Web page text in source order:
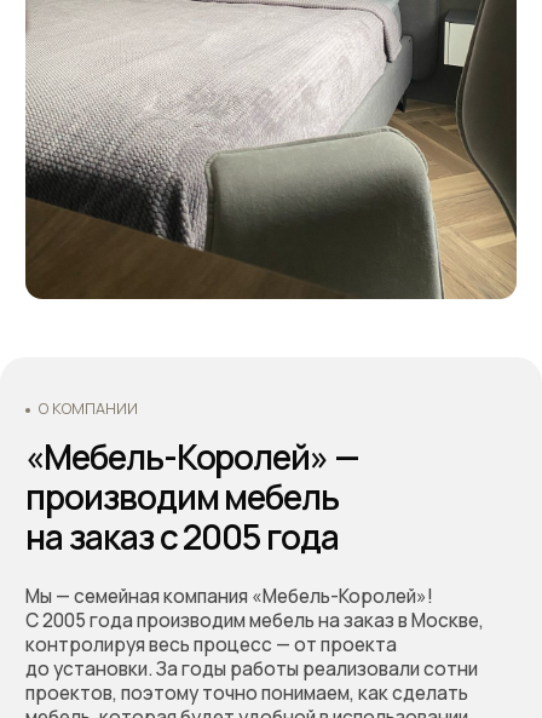
Мы — семейная компания «Мебель-Королей»!
С 2005 года производим мебель на заказ в Москве,
контролируя весь процесс — от проекта
до установки. За годы работы реализовали сотни
проектов, поэтому точно понимаем, как сделать
мебель, которая будет удобной в использовании
и прослужит долгие годы. Подходим к задаче
системно: учитываем планировку, потребности
и бюджет клиента. Перед запуском показываем
проект и фиксируем стоимость — вы заранее
понимаете результат и не сталкиваетесь
с неожиданными расходами.
Оформляйте заказ по телефону: +7 (495) 744 74 20.
Наши специалисты проконсультируют Вас по всем
интересующим вопросам, а также помогут
составить дизайн-проект и подобрать все
Основатели - Всеволод и Татьяна Король